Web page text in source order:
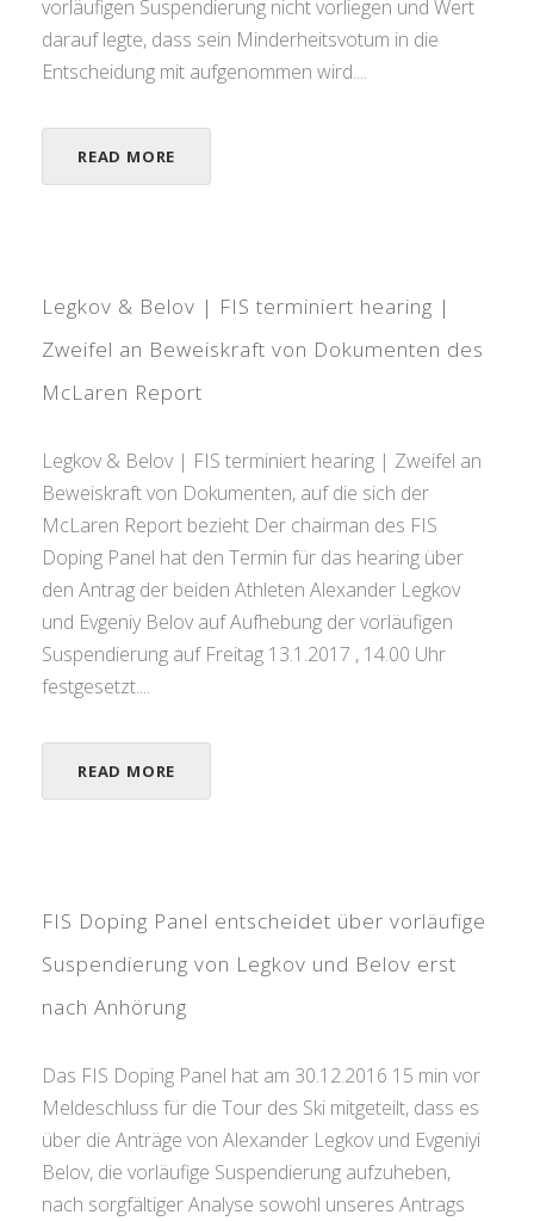
vorläufigen Suspendierung nicht vorliegen und Wert
darauf legte, dass sein Minderheitsvotum in die
Entscheidung mit aufgenommen wird....
READ MORE
Legkov & Belov | FIS terminiert hearing |
Zweifel an Beweiskraft von Dokumenten des
McLaren Report
Legkov & Belov | FIS terminiert hearing | Zweifel an
Beweiskraft von Dokumenten, auf die sich der
McLaren Report bezieht Der chairman des FIS
Doping Panel hat den Termin für das hearing über
den Antrag der beiden Athleten Alexander Legkov
und Evgeniy Belov auf Aufhebung der vorläufigen
Suspendierung auf Freitag 13.1.2017 , 14.00 Uhr
festgesetzt....
READ MORE
FIS Doping Panel entscheidet über vorläufige
Suspendierung von Legkov und Belov erst
nach Anhörung
Das FIS Doping Panel hat am 30.12.2016 15 min vor
Meldeschluss für die Tour des Ski mitgeteilt, dass es
über die Anträge von Alexander Legkov und Evgeniyi
Belov, die vorläufige Suspendierung aufzuheben,
nach sorgfältiger Analyse sowohl unseres Antrags